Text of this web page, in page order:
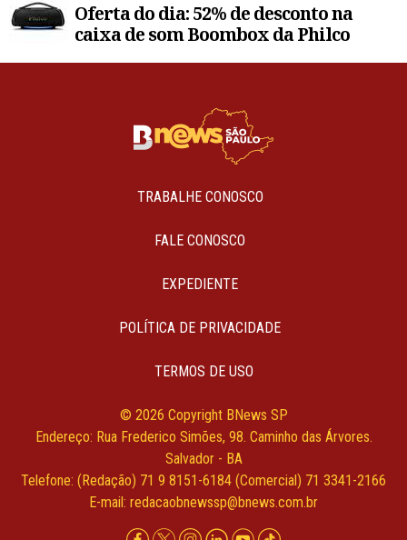
Oferta do dia: 52% de desconto na
caixa de som Boombox da Philco
TRABALHE CONOSCO
FALE CONOSCO
EXPEDIENTE
POLÍTICA DE PRIVACIDADE
TERMOS DE USO
© 2026 Copyright BNews SP
Endereço: Rua Frederico Simões, 98. Caminho das Árvores.
Salvador - BA
Telefone: (Redação) 71 9 8151-6184 (Comercial) 71 3341-2166
E-mail: redacaobnewssp@bnews.com.br